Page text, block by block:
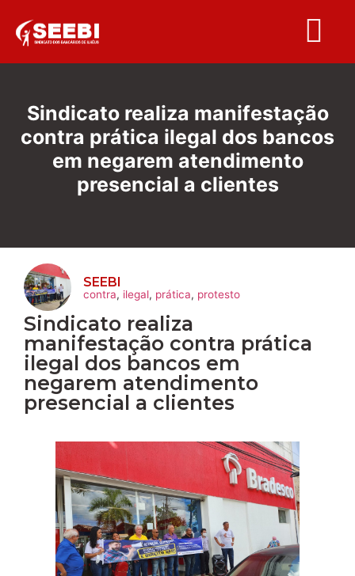
Sindicato realiza manifestação
contra prática ilegal dos bancos
em negarem atendimento
presencial a clientes
SEEBI
contra, ilegal, prática, protesto
Sindicato realiza
manifestação contra prática
ilegal dos bancos em
negarem atendimento
presencial a clientes